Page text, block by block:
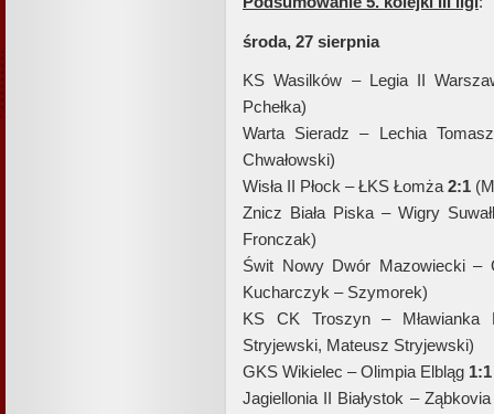
środa, 27 sierpnia
KS Wasilków – Legia II
Pchełka)
Warta Sieradz – Lechia
Chwałowski)
Wisła II Płock – ŁKS Łomża 2:1
Znicz Biała Piska – Wigry
Fronczak)
Świt Nowy Dwór Mazowiecki –
Kucharczyk – Szymorek)
KS CK Troszyn – Mławianka
Stryjewski, Mateusz Stryjewski)
GKS Wikielec – Olimpia Elbląg 1:1
Jagiellonia II Białystok –